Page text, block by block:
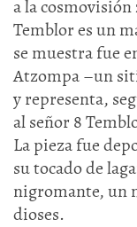
a la
Temblor es un
se muestra fue
Atzompa –un
y representa,
al señor 8
La pieza fue
su tocado de
nigromante, un
dioses.